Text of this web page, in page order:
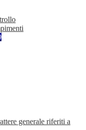
generale riferiti a